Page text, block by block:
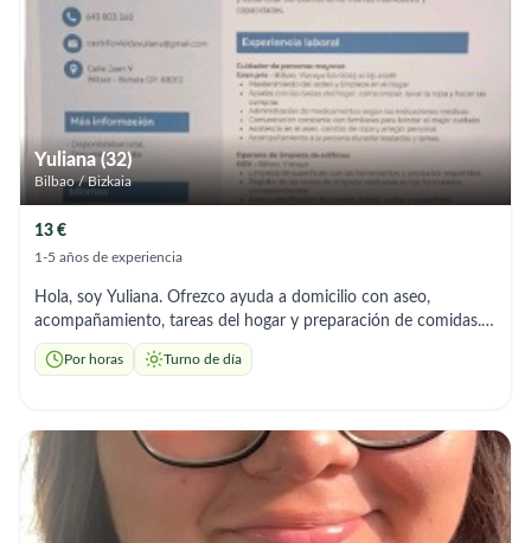
Yuliana (32)
Bilbao / Bizkaia
13 €
1-5 años de experiencia
Hola, soy Yuliana. Ofrezco ayuda a domicilio con aseo,
acompañamiento, tareas del hogar y preparación de comidas.
Soy responsable y me adapto a los horarios que necesites.”
Por horas Turno de día